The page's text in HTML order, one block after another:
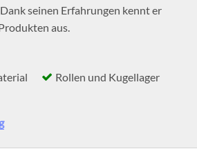
seinen Erfahrungen kennt er
aus.
Rollen und Kugellager